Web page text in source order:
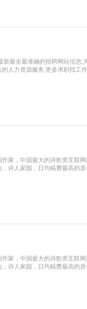
新最全最准确的招聘网站信息,
人力资源服务,更多求职找工
家，中国最大的诗歌类互联
诗人家园，日均稿费最高的原
家，中国最大的诗歌类互联
诗人家园，日均稿费最高的原